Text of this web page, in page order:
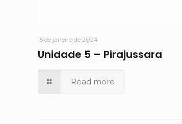
15 de janeiro de 2024
Unidade 5 – Pirajussara
Read more